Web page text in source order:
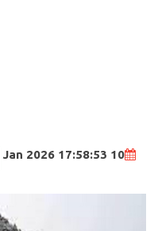
10 Jan 2026 17:58:53